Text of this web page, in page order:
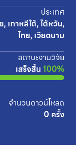
ประเทศ
, เกาหลีใต้, ไต้หวัน,
ไทย, เวียดนาม
สถานะงานวิจัย
เสร็จสิ้น 100%
จำนวนดาวน์โหลด
0 ครั้ง